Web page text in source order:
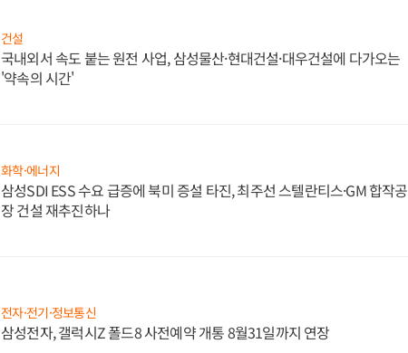
건설
국내외서 속도 붙는 원전 사업, 삼성물산·현대건설·대우건설에 다가오는
'약속의 시간'
화학·에너지
삼성SDI ESS 수요 급증에 북미 증설 타진, 최주선 스텔란티스·GM 합작공
장 건설 재추진하나
전자·전기·정보통신
삼성전자, 갤럭시Z 폴드8 사전예약 개통 8월31일까지 연장